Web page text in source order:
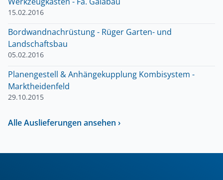
15.02.2016
Bordwandnachrüstung - Rüger Garten- und
Landschaftsbau
05.02.2016
Planengestell & Anhängekupplung Kombisystem -
Marktheidenfeld
29.10.2015
Alle Auslieferungen ansehen ›